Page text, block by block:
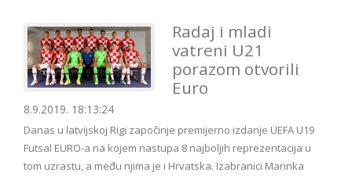
Radaj i mladi
vatreni U21
porazom otvorili
Euro
8.9.2019. 18:13:24
Danas u latvijskoj Rigi započinje premijerno izdanje UEFA U19
Futsal EURO-a na kojem nastupa 8 najboljih reprezentacija u
tom uzrastu, a među njima je i Hrvatska. Izabranici Marinka